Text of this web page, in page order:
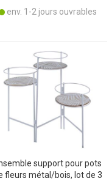
env. 1-2 jours ouvrables
support pour pots
fleurs métal/bois, lot de 3